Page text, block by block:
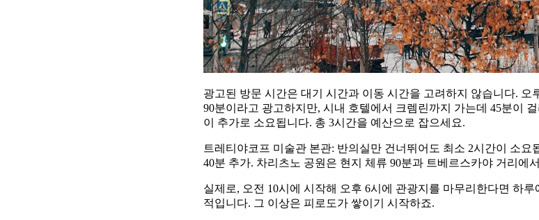
광고된 방문 시간은 대기 시간과 이동 시간을 고려하지 않습니다. 오
90분이라고 광고하지만, 시내 호텔에서 크렘린까지 가는데 45분이
이 추가로 소요됩니다. 총 3시간을 예산으로 잡으세요.
트레티야코프 미술관 본관: 반의실만 건너뛰어도 최소 2시간이 소요
40분 추가. 차리츠노 공원은 현지 체류 90분과 트베르스카야 거리에
실제로, 오전 10시에 시작해 오후 6시에 관광지를 마무리한다면 하
적입니다. 그 이상은 피로도가 쌓이기 시작하죠.